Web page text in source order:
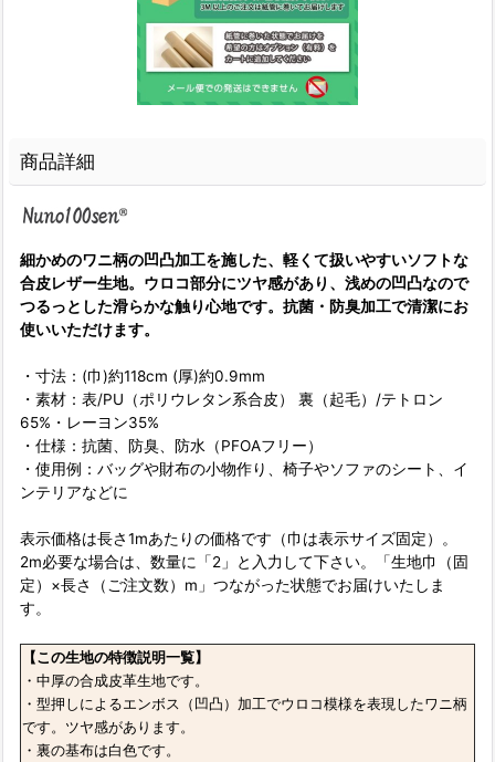
商品詳細
細かめのワニ柄の凹凸加工を施した、軽くて扱いやすいソフトな
合皮レザー生地。ウロコ部分にツヤ感があり、浅めの凹凸なので
つるっとした滑らかな触り心地です。抗菌・防臭加工で清潔にお
使いいただけます。
・寸法：(巾)約118cm (厚)約0.9mm
・素材：表/PU（ポリウレタン系合皮） 裏（起毛）/テトロン
65%・レーヨン35%
・仕様：抗菌、防臭、防水（PFOAフリー）
・使用例：バッグや財布の小物作り、椅子やソファのシート、イ
ンテリアなどに
表示価格は長さ1mあたりの価格です（巾は表示サイズ固定）。
2m必要な場合は、数量に「2」と入力して下さい。「生地巾（固
定）×長さ（ご注文数）m」つながった状態でお届けいたしま
す。
【この生地の特徴説明一覧】
・中厚の合成皮革生地です。
・型押しによるエンボス（凹凸）加工でウロコ模様を表現したワニ柄
です。ツヤ感があります。
・裏の基布は白色です。